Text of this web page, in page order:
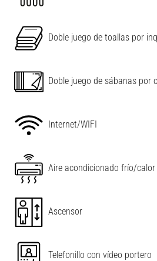
Doble juego de toallas por
Doble juego de sábanas por
Internet/WIFI
Aire acondicionado frío/calor
Ascensor
Telefonillo con vídeo portero